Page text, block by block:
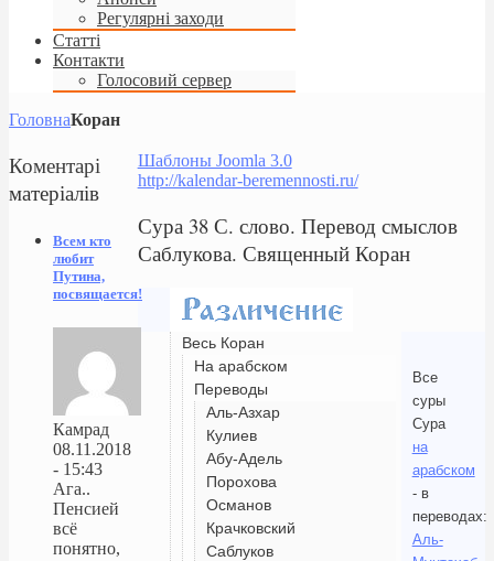
Регулярні заходи
Статті
Контакти
Голосовий сервер
ГоловнаКоран
Шаблоны Joomla 3.0
http://kalendar-beremennosti.ru/
Сура 38 С. слово. Перевод смыслов
Саблукова. Священный Коран
Весь Коран
На арабском
Переводы
Аль-Азхар
Кулиев
Абу-Адель
Порохова
Османов
Крачковский
Саблуков
Все
суры
Сура
на
арабском
- в
переводах:
Аль-
Коментарі
матеріалів
Всем кто
любит
Путина,
посвящается!
Камрад
08.11.2018
- 15:43
Ага..
Пенсией
всё
понятно,